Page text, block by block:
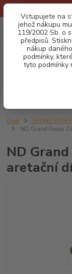
Vstupujete na
jehož nákupu
119/2002 Sb. o
předpisů.
nákup
podmínky,
tyto podmínky
Úvod GRAND
ND Grand Power
ND
aretační